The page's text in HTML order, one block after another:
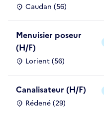
Caudan (56)
Menuisier poseur
(H/F)
Lorient (56)
Canalisateur (H/F)
Rédené (29)